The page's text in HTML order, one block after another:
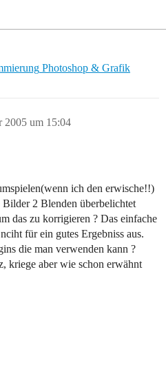
Photoshop & Grafik
2005 um 15:04
ich den erwische!!)
2 Blenden überbelichtet
das zu korrigieren ? Das einfache
für ein gutes Ergebniss aus.
die man verwenden kann ?
kriege aber wie schon erwähnt